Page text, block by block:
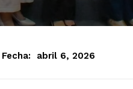
Fecha: abril 6, 2026